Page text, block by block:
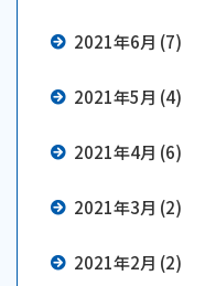
2021年6月 (7)
2021年5月 (4)
2021年4月 (6)
2021年3月 (2)
2021年2月 (2)